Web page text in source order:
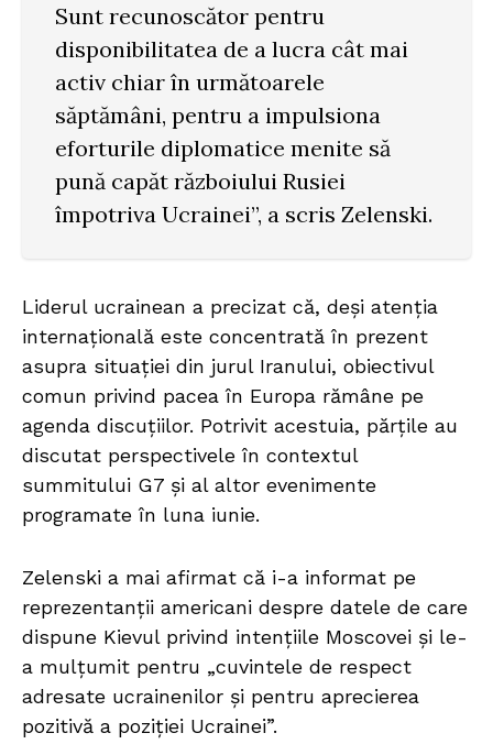
Sunt recunoscător pentru
disponibilitatea de a lucra cât mai
activ chiar în următoarele
săptămâni, pentru a impulsiona
eforturile diplomatice menite să
pună capăt războiului Rusiei
împotriva Ucrainei”, a scris Zelenski.
Liderul ucrainean a precizat că, deși atenția
internațională este concentrată în prezent
asupra situației din jurul Iranului, obiectivul
comun privind pacea în Europa rămâne pe
agenda discuțiilor. Potrivit acestuia, părțile au
discutat perspectivele în contextul
summitului G7 și al altor evenimente
programate în luna iunie.
Zelenski a mai afirmat că i-a informat pe
reprezentanții americani despre datele de care
dispune Kievul privind intențiile Moscovei și le-
a mulțumit pentru „cuvintele de respect
adresate ucrainenilor și pentru aprecierea
pozitivă a poziției Ucrainei”.